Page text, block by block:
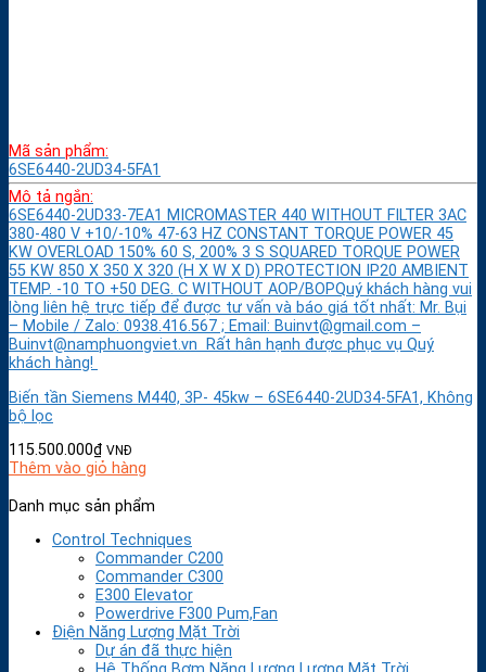
Mã sản phẩm:
6SE6440-2UD34-5FA1
Mô tả ngắn:
6SE6440-2UD33-7EA1 MICROMASTER 440 WITHOUT FILTER 3AC
380-480 V +10/-10% 47-63 HZ CONSTANT TORQUE POWER 45
KW OVERLOAD 150% 60 S, 200% 3 S SQUARED TORQUE POWER
55 KW 850 X 350 X 320 (H X W X D) PROTECTION IP20 AMBIENT
TEMP. -10 TO +50 DEG. C WITHOUT AOP/BOPQuý khách hàng vui
lòng liên hệ trực tiếp để được tư vấn và báo giá tốt nhất: Mr. Bụi
– Mobile / Zalo: 0938.416.567 ; Email: Buinvt@gmail.com –
Buinvt@namphuongviet.vn Rất hân hạnh được phục vụ Quý
khách hàng!
Biến tần Siemens M440, 3P- 45kw – 6SE6440-2UD34-5FA1, Không
bộ lọc
115.500.000₫ VNĐ
Thêm vào giỏ hàng
Danh mục sản phẩm
Control Techniques
Commander C200
Commander C300
E300 Elevator
Powerdrive F300 Pum,Fan
Điện Năng Lượng Mặt Trời
Dự án đã thực hiện